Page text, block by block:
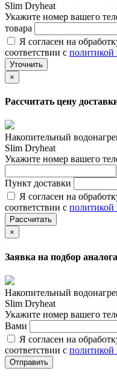
Slim Dryheat
Укажите номер вашего
товара
Я согласен на
соответствии с политикой
Уточнить
×
Рассчитать цену
Накопительный
Slim Dryheat
Укажите номер вашего
Пункт доставки
Я согласен на
соответствии с политикой
Рассчитать
×
Заявка на подбор аналога
Накопительный
Slim Dryheat
Укажите номер вашего
Вами
Я согласен на
соответствии с политикой
Отправить